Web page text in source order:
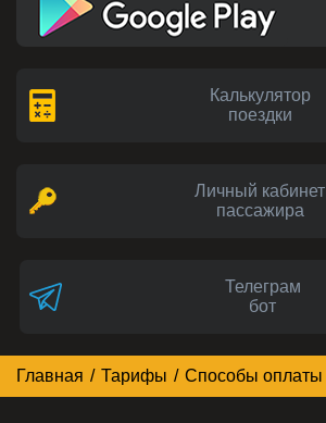
Калькулятор
поездки
Личный кабинет
пассажира
Телеграм
бот
Главная / Тарифы / Способы оплаты